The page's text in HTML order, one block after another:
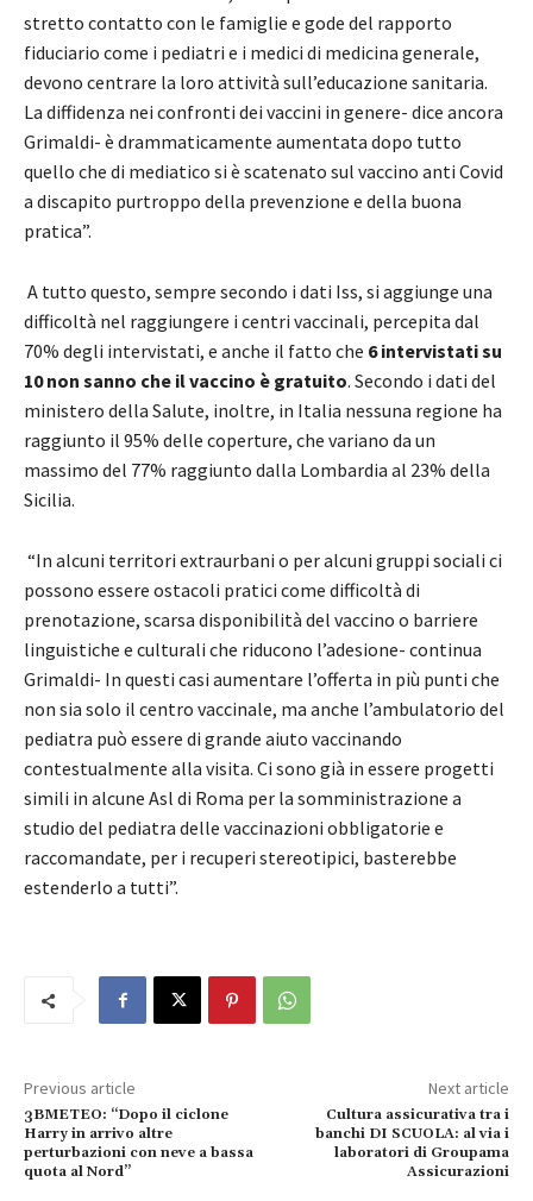
stretto contatto con le famiglie e gode del rapporto
fiduciario come i pediatri e i medici di medicina generale,
devono centrare la loro attività sull’educazione sanitaria.
La diffidenza nei confronti dei vaccini in genere- dice ancora
Grimaldi- è drammaticamente aumentata dopo tutto
quello che di mediatico si è scatenato sul vaccino anti Covid
a discapito purtroppo della prevenzione e della buona
pratica”.
A tutto questo, sempre secondo i dati Iss, si aggiunge una
difficoltà nel raggiungere i centri vaccinali, percepita dal
70% degli intervistati, e anche il fatto che 6 intervistati su
10 non sanno che il vaccino è gratuito. Secondo i dati del
ministero della Salute, inoltre, in Italia nessuna regione ha
raggiunto il 95% delle coperture, che variano da un
massimo del 77% raggiunto dalla Lombardia al 23% della
Sicilia.
“In alcuni territori extraurbani o per alcuni gruppi sociali ci
possono essere ostacoli pratici come difficoltà di
prenotazione, scarsa disponibilità del vaccino o barriere
linguistiche e culturali che riducono l’adesione- continua
Grimaldi- In questi casi aumentare l’offerta in più punti che
non sia solo il centro vaccinale, ma anche l’ambulatorio del
pediatra può essere di grande aiuto vaccinando
contestualmente alla visita. Ci sono già in essere progetti
simili in alcune Asl di Roma per la somministrazione a
studio del pediatra delle vaccinazioni obbligatorie e
raccomandate, per i recuperi stereotipici, basterebbe
estenderlo a tutti”.
Previous article
3BMETEO: “Dopo il ciclone
Harry in arrivo altre
perturbazioni con neve a bassa
quota al Nord”
Next article
Cultura assicurativa tra i
banchi DI SCUOLA: al via i
laboratori di Groupama
Assicurazioni